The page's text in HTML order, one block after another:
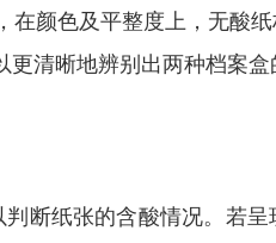
颜色及平整度上，无酸
清晰地辨别出两种档案盒
断纸张的含酸情况。若